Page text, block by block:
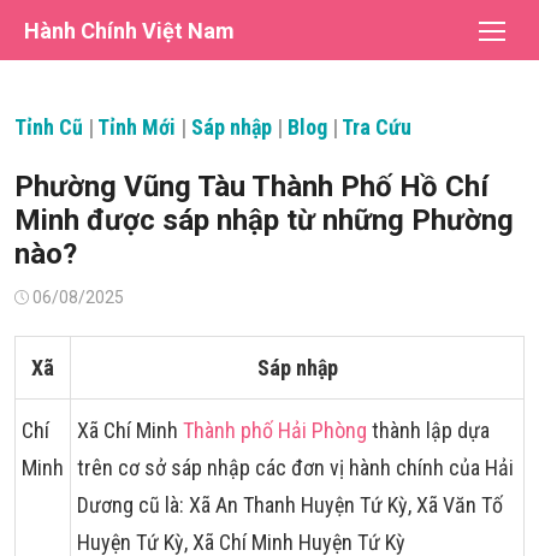
Hành Chính Việt Nam
Tỉnh Cũ | Tỉnh Mới | Sáp nhập | Blog | Tra Cứu
Phường Vũng Tàu Thành Phố Hồ Chí
Minh được sáp nhập từ những Phường
nào?
Đăng06/08/2025
Xã Sáp nhập
Chí
Minh
Xã Chí Minh Thành phố Hải Phòng thành lập dựa
trên cơ sở sáp nhập các đơn vị hành chính của Hải
Dương cũ là: Xã An Thanh Huyện Tứ Kỳ, Xã Văn Tố
Huyện Tứ Kỳ, Xã Chí Minh Huyện Tứ Kỳ